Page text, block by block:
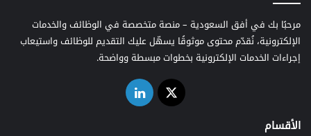
مرحبًا بك في أفق السعودية – منصة متخصصة في الوظائف والخدمات
الإلكترونية، نُقدّم محتوى موثوقًا يسهّل عليك التقديم للوظائف واستيعاب
إجراءات الخدمات الإلكترونية بخطوات مبسطة وواضحة.
‫X لينكدإن
الأقسام